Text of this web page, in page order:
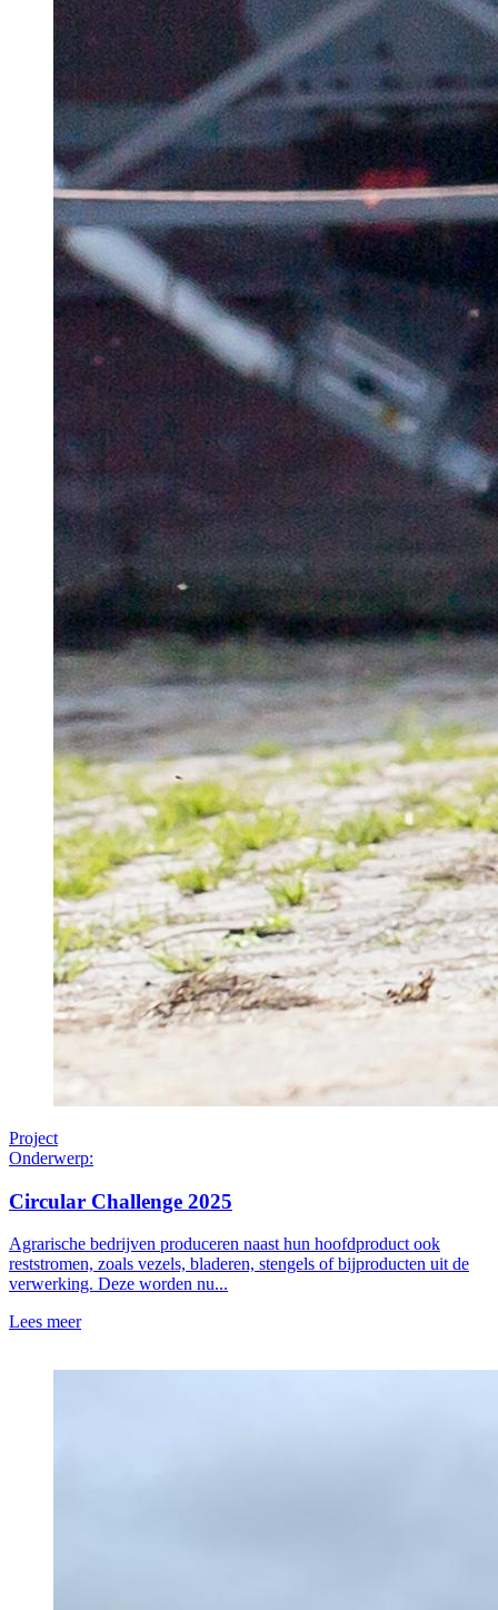
Project
Onderwerp:
Circular Challenge 2025
Agrarische bedrijven produceren naast hun hoofdproduct ook
reststromen, zoals vezels, bladeren, stengels of bijproducten uit de
verwerking. Deze worden nu...
Lees meer